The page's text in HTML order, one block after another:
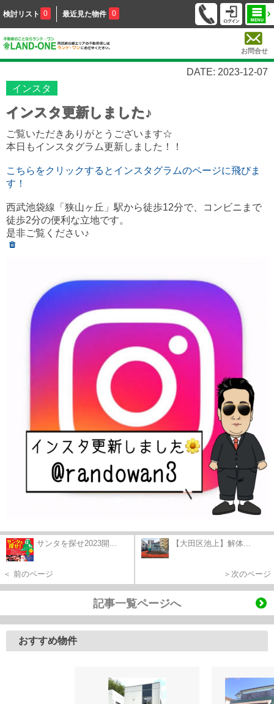
検討リスト 0 最近見た物件 0
お問合せ
DATE: 2023-12-07
インスタ
インスタ更新しました♪
ご覧いただきありがとうございます☆
本日もインスタグラム更新しました！！
こちらをクリックするとインスタグラムのページに飛びま
す！
西武池袋線「狭山ヶ丘」駅から徒歩12分で、コンビニまで
徒歩2分の便利な立地です。
是非ご覧ください♪
サンタを探せ2023開...
＜ 前のページ
【大田区池上】解体...
＞次のページ
記事一覧ページへ
おすすめ物件